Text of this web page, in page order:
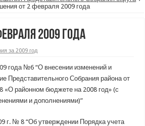
от 2 февраля 2009 года
2009 года
за 2009 год
года №6 “О внесении изменений и
Представительного Собрания района от
«О районном бюджете на 2008 год» (с
и дополнениями)”
г. № 8 “Об утверждении Порядка учета